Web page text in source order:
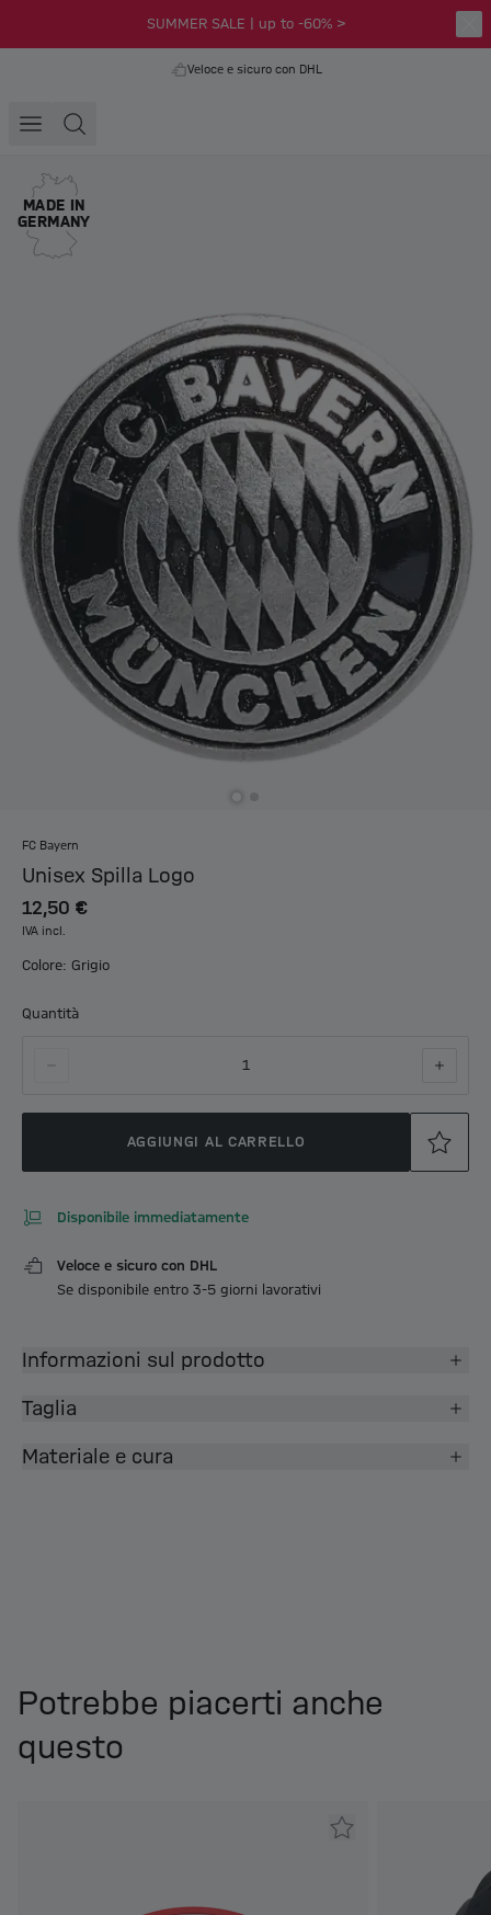
SUMMER SALE | up to -60% >
Veloce e sicuro con DHL
MADE IN
GERMANY
FC Bayern
Unisex Spilla Logo
12,50 €
IVA incl.
Colore: Grigio
Quantità
1
AGGIUNGI AL CARRELLO
Disponibile immediatamente
Veloce e sicuro con DHL
Se disponibile entro 3-5 giorni lavorativi
Informazioni sul prodotto
Taglia
Materiale e cura
Potrebbe piacerti anche
questo